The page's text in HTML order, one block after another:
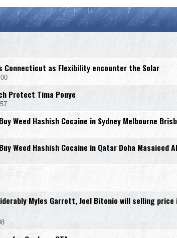
Connecticut as Flexibility encounter the Solar
Protect Tima Pouye
Weed Hashish Cocaine in Sydney Melbourne
Weed Hashish Cocaine in Qatar Doha Masaieed
Myles Garrett, Joel Bitonio will selling